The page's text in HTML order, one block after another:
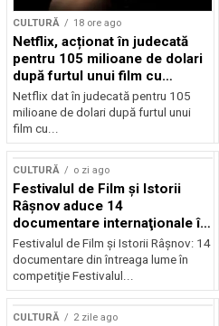
CULTURĂ 18 ore ago
Netflix, acționat în judecată
pentru 105 milioane de dolari
după furtul unui film cu
Nicolas Cage
Netflix dat în judecată pentru 105
milioane de dolari după furtul unui
film cu...
CULTURĂ o zi ago
Festivalul de Film şi Istorii
Râşnov aduce 14
documentare internaţionale în
premieră
Festivalul de Film şi Istorii Râşnov: 14
documentare din întreaga lume în
competiţie Festivalul...
CULTURĂ 2 zile ago